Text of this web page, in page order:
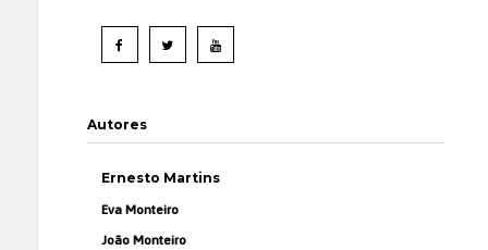
Autores
Ernesto Martins
Eva Monteiro
João Monteiro